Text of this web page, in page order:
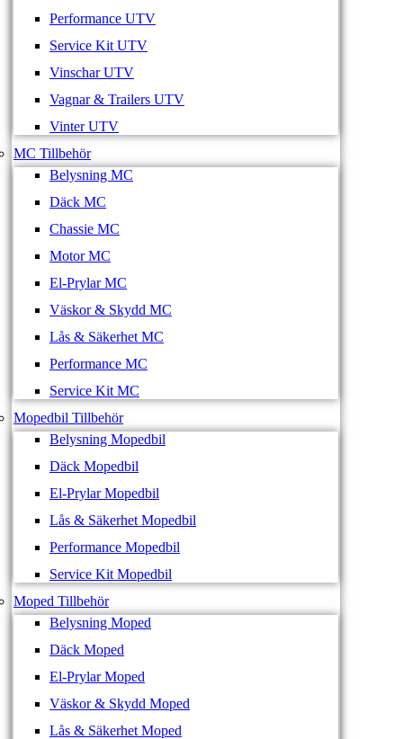
Performance UTV
Service Kit UTV
Vinschar UTV
Vagnar & Trailers UTV
Vinter UTV
MC Tillbehör
Belysning MC
Däck MC
Chassie MC
Motor MC
El-Prylar MC
Väskor & Skydd MC
Lås & Säkerhet MC
Performance MC
Service Kit MC
Mopedbil Tillbehör
Belysning Mopedbil
Däck Mopedbil
El-Prylar Mopedbil
Lås & Säkerhet Mopedbil
Performance Mopedbil
Service Kit Mopedbil
Moped Tillbehör
Belysning Moped
Däck Moped
El-Prylar Moped
Väskor & Skydd Moped
Lås & Säkerhet Moped